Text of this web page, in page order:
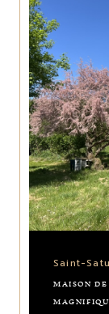
Saint-
MAISON